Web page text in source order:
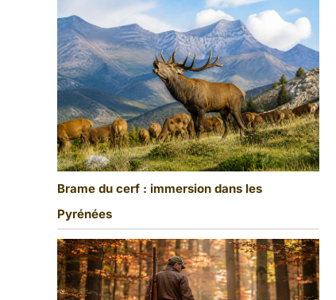
Brame du cerf : immersion dans les
Pyrénées